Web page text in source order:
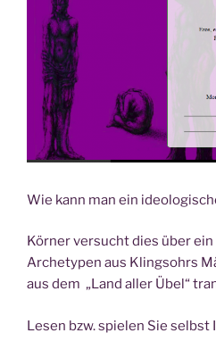
Wie kann man ein
Körner versucht dies über
Archetypen aus Klingsohrs
aus dem „Land aller Übel“
Lesen bzw. spielen Sie